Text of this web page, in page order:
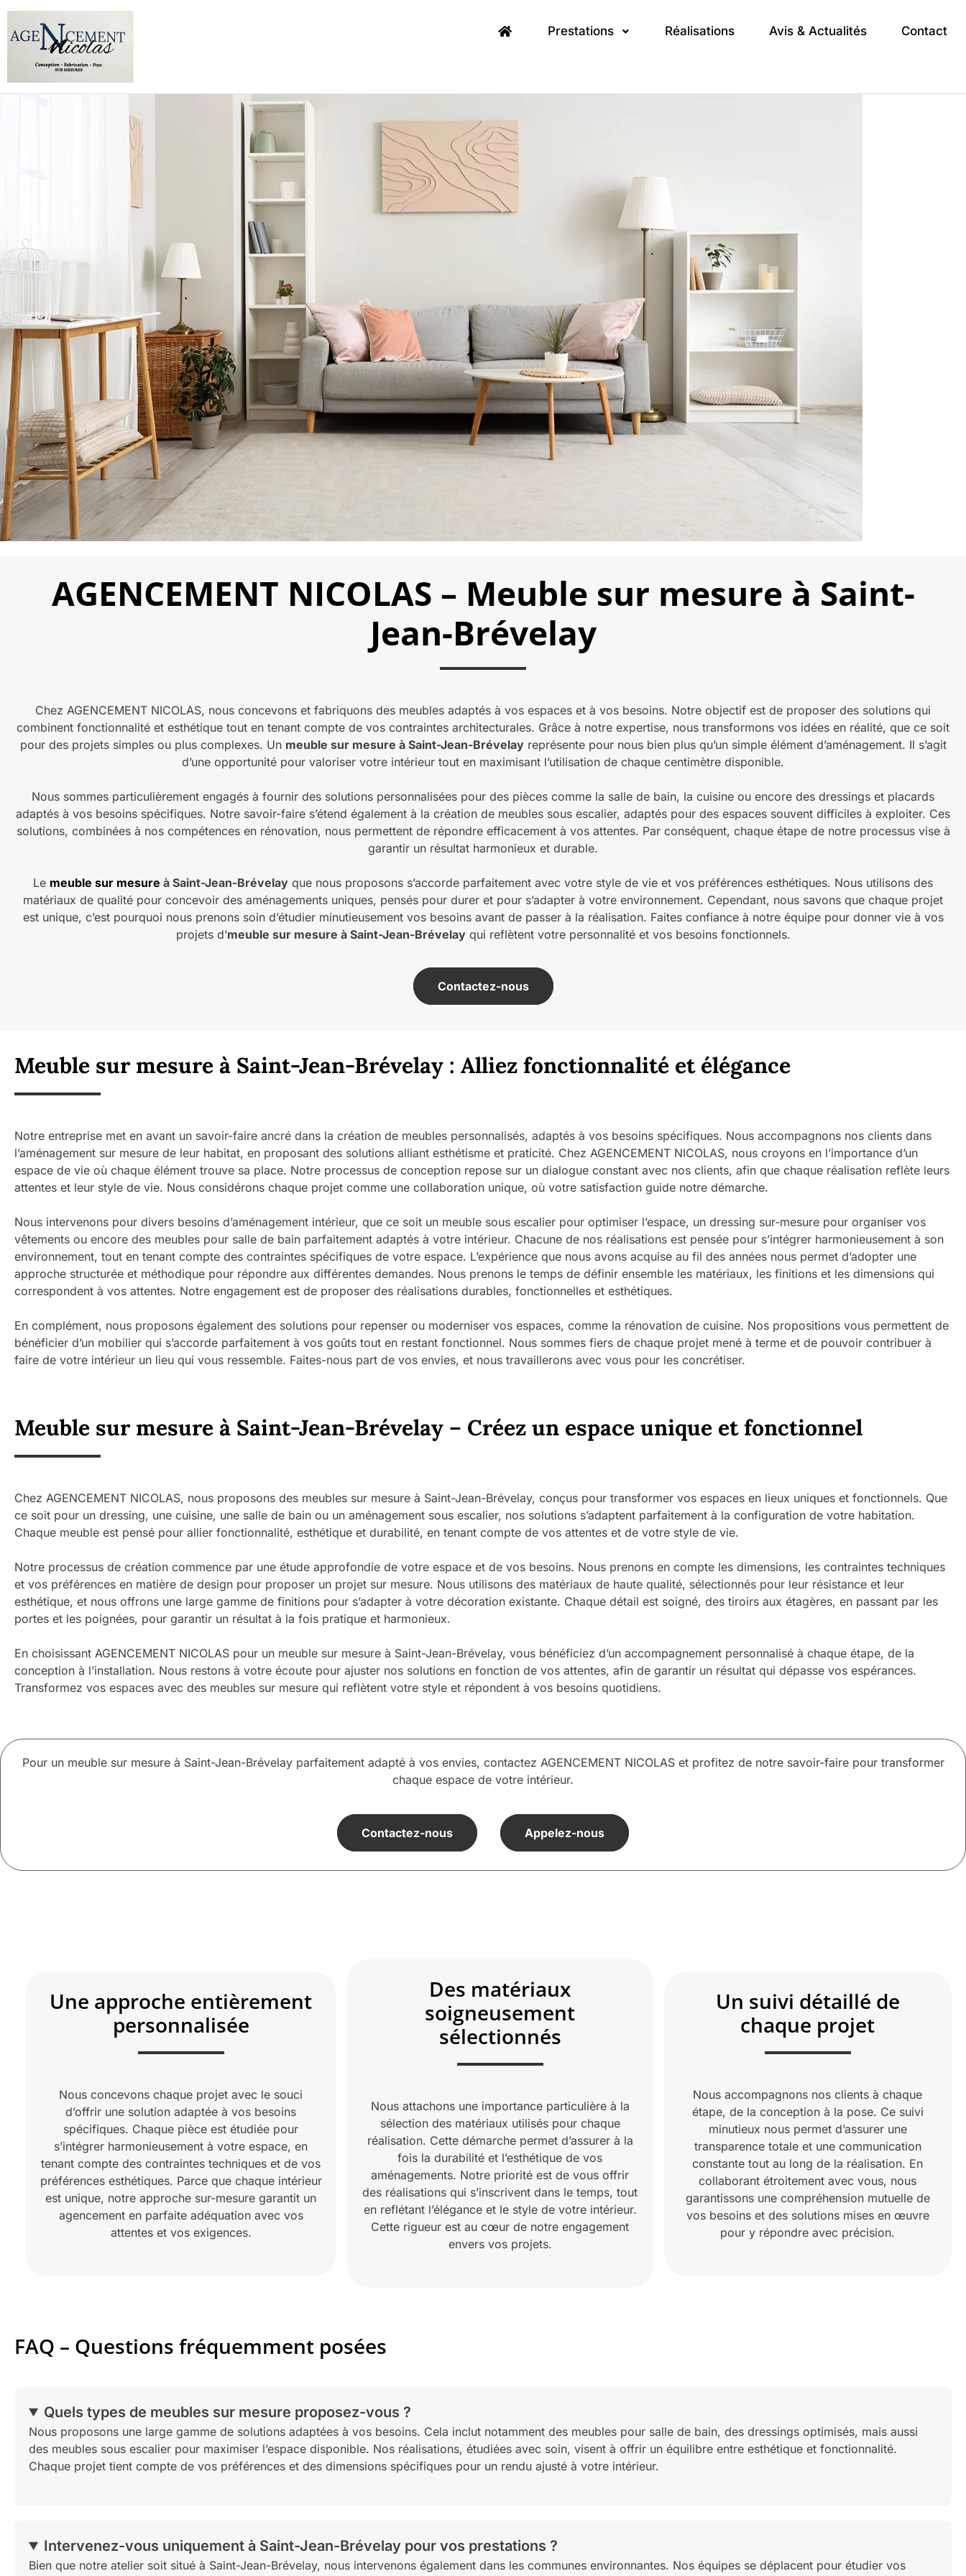
Prestations Réalisations Avis & Actualités Contact
AGENCEMENT NICOLAS – Meuble sur mesure à Saint-
Jean-Brévelay
Chez AGENCEMENT NICOLAS, nous concevons et fabriquons des meubles adaptés à vos espaces et à vos besoins. Notre objectif est de proposer des solutions qui
combinent fonctionnalité et esthétique tout en tenant compte de vos contraintes architecturales. Grâce à notre expertise, nous transformons vos idées en réalité, que ce soit
pour des projets simples ou plus complexes. Un meuble sur mesure à Saint-Jean-Brévelayreprésente pour nous bien plus qu’un simple élément d’aménagement. Il s’agit
d’une opportunité pour valoriser votre intérieur tout en maximisant l’utilisation de chaque centimètre disponible.
Nous sommes particulièrement engagés à fournir des solutions personnalisées pour des pièces comme la salle de bain, la cuisine ou encore des dressings et placards
adaptés à vos besoins spécifiques. Notre savoir-faire s’étend également à la création de meubles sous escalier, adaptés pour des espaces souvent difficiles à exploiter. Ces
solutions, combinées à nos compétences en rénovation, nous permettent de répondre efficacement à vos attentes. Par conséquent, chaque étape de notre processus vise à
garantir un résultat harmonieux et durable.
Le meuble sur mesure à Saint-Jean-Brévelay que nous proposons s’accorde parfaitement avec votre style de vie et vos préférences esthétiques. Nous utilisons des
matériaux de qualité pour concevoir des aménagements uniques, pensés pour durer et pour s’adapter à votre environnement. Cependant, nous savons que chaque projet
est unique, c’est pourquoi nous prenons soin d’étudier minutieusement vos besoins avant de passer à la réalisation. Faites confiance à notre équipe pour donner vie à vos
projets d’meuble sur mesure à Saint-Jean-Brévelayqui reflètent votre personnalité et vos besoins fonctionnels.
Contactez-nous
Meuble sur mesure à Saint-Jean-Brévelay : Alliez fonctionnalité et élégance
Notre entreprise met en avant un savoir-faire ancré dans la création de meubles personnalisés, adaptés à vos besoins spécifiques. Nous accompagnons nos clients dans
l’aménagement sur mesure de leur habitat, en proposant des solutions alliant esthétisme et praticité. Chez AGENCEMENT NICOLAS, nous croyons en l’importance d’un
espace de vie où chaque élément trouve sa place. Notre processus de conception repose sur un dialogue constant avec nos clients, afin que chaque réalisation reflète leurs
attentes et leur style de vie. Nous considérons chaque projet comme une collaboration unique, où votre satisfaction guide notre démarche.
Nous intervenons pour divers besoins d’aménagement intérieur, que ce soit un meuble sous escalier pour optimiser l’espace, un dressing sur-mesure pour organiser vos
vêtements ou encore des meubles pour salle de bain parfaitement adaptés à votre intérieur. Chacune de nos réalisations est pensée pour s’intégrer harmonieusement à son
environnement, tout en tenant compte des contraintes spécifiques de votre espace. L’expérience que nous avons acquise au fil des années nous permet d’adopter une
approche structurée et méthodique pour répondre aux différentes demandes. Nous prenons le temps de définir ensemble les matériaux, les finitions et les dimensions qui
correspondent à vos attentes. Notre engagement est de proposer des réalisations durables, fonctionnelles et esthétiques.
En complément, nous proposons également des solutions pour repenser ou moderniser vos espaces, comme la rénovation de cuisine. Nos propositions vous permettent de
bénéficier d’un mobilier qui s’accorde parfaitement à vos goûts tout en restant fonctionnel. Nous sommes fiers de chaque projet mené à terme et de pouvoir contribuer à
faire de votre intérieur un lieu qui vous ressemble. Faites-nous part de vos envies, et nous travaillerons avec vous pour les concrétiser.
Meuble sur mesure à Saint-Jean-Brévelay – Créez un espace unique et fonctionnel
Chez AGENCEMENT NICOLAS, nous proposons des meubles sur mesure à Saint-Jean-Brévelay, conçus pour transformer vos espaces en lieux uniques et fonctionnels. Que
ce soit pour un dressing, une cuisine, une salle de bain ou un aménagement sous escalier, nos solutions s’adaptent parfaitement à la configuration de votre habitation.
Chaque meuble est pensé pour allier fonctionnalité, esthétique et durabilité, en tenant compte de vos attentes et de votre style de vie.
Notre processus de création commence par une étude approfondie de votre espace et de vos besoins. Nous prenons en compte les dimensions, les contraintes techniques
et vos préférences en matière de design pour proposer un projet sur mesure. Nous utilisons des matériaux de haute qualité, sélectionnés pour leur résistance et leur
esthétique, et nous offrons une large gamme de finitions pour s’adapter à votre décoration existante. Chaque détail est soigné, des tiroirs aux étagères, en passant par les
portes et les poignées, pour garantir un résultat à la fois pratique et harmonieux.
En choisissant AGENCEMENT NICOLAS pour un meuble sur mesure à Saint-Jean-Brévelay, vous bénéficiez d’un accompagnement personnalisé à chaque étape, de la
conception à l’installation. Nous restons à votre écoute pour ajuster nos solutions en fonction de vos attentes, afin de garantir un résultat qui dépasse vos espérances.
Transformez vos espaces avec des meubles sur mesure qui reflètent votre style et répondent à vos besoins quotidiens.
Pour un meuble sur mesure à Saint-Jean-Brévelay parfaitement adapté à vos envies, contactez AGENCEMENT NICOLAS et profitez de notre savoir-faire pour transformer
chaque espace de votre intérieur.
Contactez-nous Appelez-nous
Une approche entièrement
personnalisée
Nous concevons chaque projet avec le souci
d’offrir une solution adaptée à vos besoins
spécifiques. Chaque pièce est étudiée pour
s’intégrer harmonieusement à votre espace, en
tenant compte des contraintes techniques et de vos
préférences esthétiques. Parce que chaque intérieur
est unique, notre approche sur-mesure garantit un
agencement en parfaite adéquation avec vos
attentes et vos exigences.
Des matériaux
soigneusement
sélectionnés
Nous attachons une importance particulière à la
sélection des matériaux utilisés pour chaque
réalisation. Cette démarche permet d’assurer à la
fois la durabilité et l’esthétique de vos
aménagements. Notre priorité est de vous offrir
des réalisations qui s’inscrivent dans le temps, tout
en reflétant l’élégance et le style de votre intérieur.
Cette rigueur est au cœur de notre engagement
envers vos projets.
Un suivi détaillé de
chaque projet
Nous accompagnons nos clients à chaque
étape, de la conception à la pose. Ce suivi
minutieux nous permet d’assurer une
transparence totale et une communication
constante tout au long de la réalisation. En
collaborant étroitement avec vous, nous
garantissons une compréhension mutuelle de
vos besoins et des solutions mises en œuvre
pour y répondre avec précision.
FAQ – Questions fréquemment posées
Quels types de meubles sur mesure proposez-vous ?
Nous proposons une large gamme de solutions adaptées à vos besoins. Cela inclut notamment des meubles pour salle de bain, des dressings optimisés, mais aussi
des meubles sous escalier pour maximiser l’espace disponible. Nos réalisations, étudiées avec soin, visent à offrir un équilibre entre esthétique et fonctionnalité.
Chaque projet tient compte de vos préférences et des dimensions spécifiques pour un rendu ajusté à votre intérieur.
Intervenez-vous uniquement à Saint-Jean-Brévelay pour vos prestations ?
Bien que notre atelier soit situé à Saint-Jean-Brévelay, nous intervenons également dans les communes environnantes. Nos équipes se déplacent pour étudier vos